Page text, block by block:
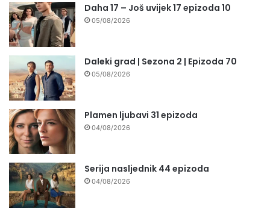
Daha 17 – Još uvijek 17 epizoda 10
05/08/2026
Daleki grad | Sezona 2 | Epizoda 70
05/08/2026
Plamen ljubavi 31 epizoda
04/08/2026
Serija nasljednik 44 epizoda
04/08/2026